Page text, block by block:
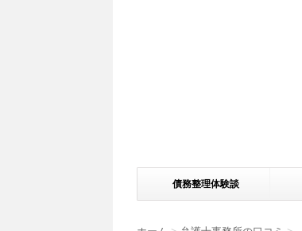
債務整理体験談